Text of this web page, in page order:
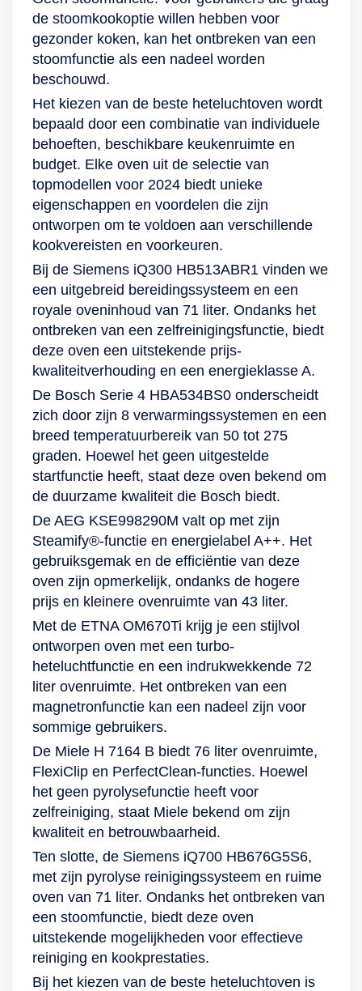
de stoomkookoptie willen hebben voor
gezonder koken, kan het ontbreken van een
stoomfunctie als een nadeel worden
beschouwd.
Het kiezen van de beste heteluchtoven wordt
bepaald door een combinatie van individuele
behoeften, beschikbare keukenruimte en
budget. Elke oven uit de selectie van
topmodellen voor 2024 biedt unieke
eigenschappen en voordelen die zijn
ontworpen om te voldoen aan verschillende
kookvereisten en voorkeuren.
Bij de Siemens iQ300 HB513ABR1 vinden we
een uitgebreid bereidingssysteem en een
royale oveninhoud van 71 liter. Ondanks het
ontbreken van een zelfreinigingsfunctie, biedt
deze oven een uitstekende prijs-
kwaliteitverhouding en een energieklasse A.
De Bosch Serie 4 HBA534BS0 onderscheidt
zich door zijn 8 verwarmingssystemen en een
breed temperatuurbereik van 50 tot 275
graden. Hoewel het geen uitgestelde
startfunctie heeft, staat deze oven bekend om
de duurzame kwaliteit die Bosch biedt.
De AEG KSE998290M valt op met zijn
Steamify®-functie en energielabel A++. Het
gebruiksgemak en de efficiëntie van deze
oven zijn opmerkelijk, ondanks de hogere
prijs en kleinere ovenruimte van 43 liter.
Met de ETNA OM670Ti krijg je een stijlvol
ontworpen oven met een turbo-
heteluchtfunctie en een indrukwekkende 72
liter ovenruimte. Het ontbreken van een
magnetronfunctie kan een nadeel zijn voor
sommige gebruikers.
De Miele H 7164 B biedt 76 liter ovenruimte,
FlexiClip en PerfectClean-functies. Hoewel
het geen pyrolysefunctie heeft voor
zelfreiniging, staat Miele bekend om zijn
kwaliteit en betrouwbaarheid.
Ten slotte, de Siemens iQ700 HB676G5S6,
met zijn pyrolyse reinigingssysteem en ruime
oven van 71 liter. Ondanks het ontbreken van
een stoomfunctie, biedt deze oven
uitstekende mogelijkheden voor effectieve
reiniging en kookprestaties.
Bij het kiezen van de beste heteluchtoven is